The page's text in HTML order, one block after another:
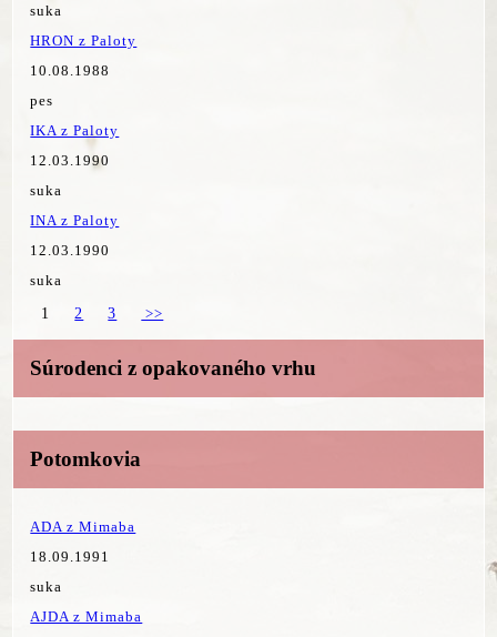
suka
HRON z Paloty
10.08.1988
pes
IKA z Paloty
12.03.1990
suka
INA z Paloty
12.03.1990
suka
1
2 3 >>
Súrodenci z opakovaného vrhu
Potomkovia
ADA z Mimaba
18.09.1991
suka
AJDA z Mimaba